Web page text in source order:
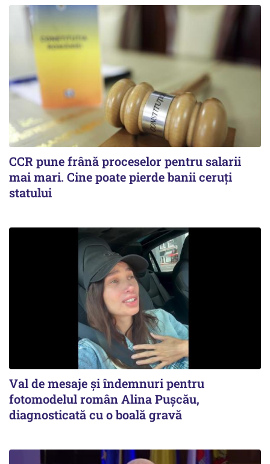
CCR pune frână proceselor pentru salarii
mai mari. Cine poate pierde banii ceruți
statului
Val de mesaje și îndemnuri pentru
fotomodelul român Alina Pușcău,
diagnosticată cu o boală gravă